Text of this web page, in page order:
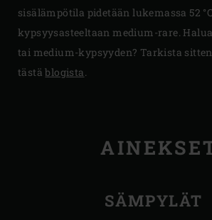
sisälämpötila pidetään lukemassa 52
kypsyysasteeltaan medium-rare.
tai medium-kypsyyden? Tarkista
tästäblogista
SÄMPYLÄT